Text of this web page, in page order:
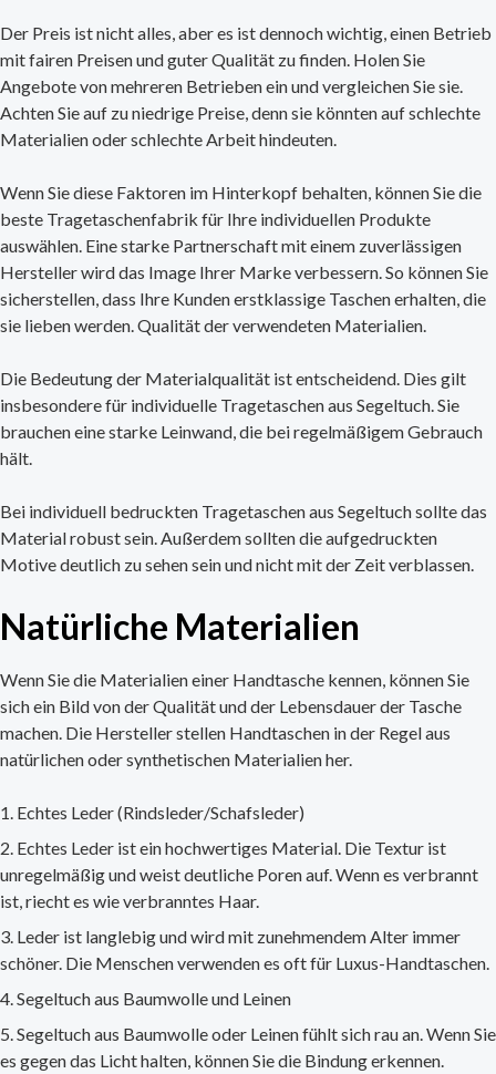
Der Preis ist nicht alles, aber es ist dennoch wichtig, einen Betrieb
mit fairen Preisen und guter Qualität zu finden. Holen Sie
Angebote von mehreren Betrieben ein und vergleichen Sie sie.
Achten Sie auf zu niedrige Preise, denn sie könnten auf schlechte
Materialien oder schlechte Arbeit hindeuten.
Wenn Sie diese Faktoren im Hinterkopf behalten, können Sie die
beste Tragetaschenfabrik für Ihre individuellen Produkte
auswählen. Eine starke Partnerschaft mit einem zuverlässigen
Hersteller wird das Image Ihrer Marke verbessern. So können Sie
sicherstellen, dass Ihre Kunden erstklassige Taschen erhalten, die
sie lieben werden. Qualität der verwendeten Materialien.
Die Bedeutung der Materialqualität ist entscheidend. Dies gilt
insbesondere für individuelle Tragetaschen aus Segeltuch. Sie
brauchen eine starke Leinwand, die bei regelmäßigem Gebrauch
hält.
Bei individuell bedruckten Tragetaschen aus Segeltuch sollte das
Material robust sein. Außerdem sollten die aufgedruckten
Motive deutlich zu sehen sein und nicht mit der Zeit verblassen.
Natürliche Materialien
Wenn Sie die Materialien einer Handtasche kennen, können Sie
sich ein Bild von der Qualität und der Lebensdauer der Tasche
machen. Die Hersteller stellen Handtaschen in der Regel aus
natürlichen oder synthetischen Materialien her.
Echtes Leder (Rindsleder/Schafsleder)
Echtes Leder ist ein hochwertiges Material. Die Textur ist
unregelmäßig und weist deutliche Poren auf. Wenn es verbrannt
ist, riecht es wie verbranntes Haar.
Leder ist langlebig und wird mit zunehmendem Alter immer
schöner. Die Menschen verwenden es oft für Luxus-Handtaschen.
Segeltuch aus Baumwolle und Leinen
Segeltuch aus Baumwolle oder Leinen fühlt sich rau an. Wenn Sie
es gegen das Licht halten, können Sie die Bindung erkennen.